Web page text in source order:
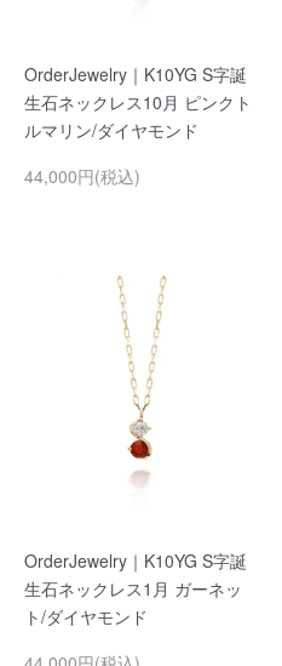
OrderJewelry｜K10YG S字誕
生石ネックレス10月 ピンクト
ルマリン/ダイヤモンド
44,000円(税込)
OrderJewelry｜K10YG S字誕
生石ネックレス1月 ガーネッ
ト/ダイヤモンド